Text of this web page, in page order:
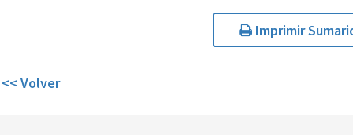
Imprimir
<< Volver